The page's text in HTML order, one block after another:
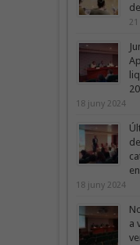
18 juny 2024
18 juny 2024
a